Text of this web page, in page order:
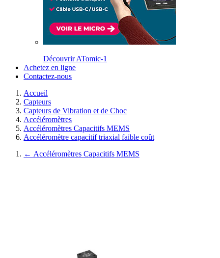
Découvrir ATomic-1
Achetez en ligne
Contactez-nous
Accueil
Capteurs
Capteurs de Vibration et de Choc
Accéléromètres
Accéléromètres Capacitifs MEMS
Accéléromètre capacitif triaxial faible coût
← Accéléromètres Capacitifs MEMS